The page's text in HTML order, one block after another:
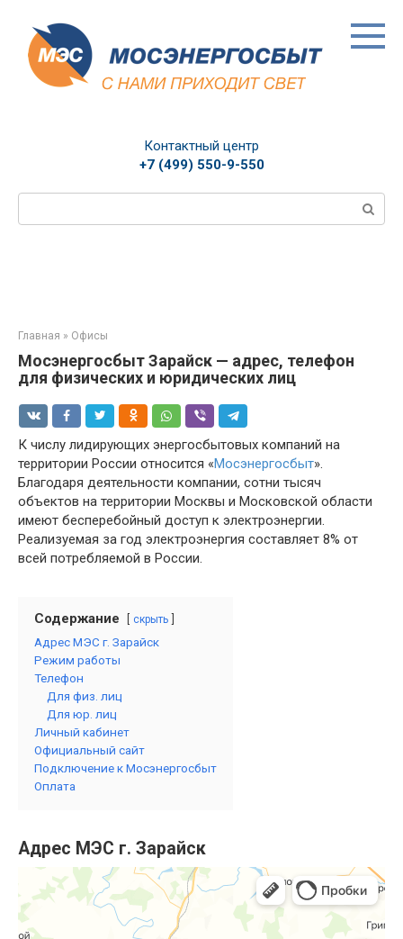
контенту
Контактный центр
+7 (499) 550-9-550
Поиск:
Главная » Офисы
Мосэнергосбыт Зарайск — адрес, телефон
для физических и юридических лиц
К числу лидирующих энергосбытовых компаний на
территории России относится «Мосэнергосбыт».
Благодаря деятельности компании, сотни тысяч
объектов на территории Москвы и Московской области
имеют бесперебойный доступ к электроэнергии.
Реализуемая за год электроэнергия составляет 8% от
всей потребляемой в России.
Содержание скрыть
Адрес МЭС г. Зарайск
Режим работы
Телефон
Для физ. лиц
Для юр. лиц
Личный кабинет
Официальный сайт
Подключение к Мосэнергосбыт
Оплата
Адрес МЭС г. Зарайск